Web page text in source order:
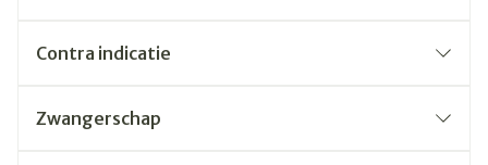
Contra indicatie
Zwangerschap